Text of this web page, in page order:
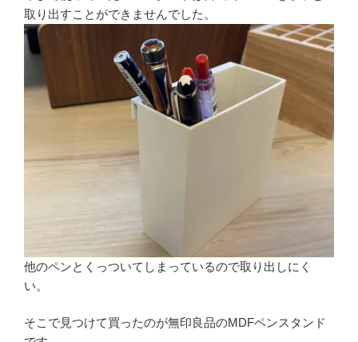
取り出すことができませんでした。
他のペンとくっついてしまっているので取り出しにく
い。
そこで見つけて買ったのが無印良品のMDFペンスタンド